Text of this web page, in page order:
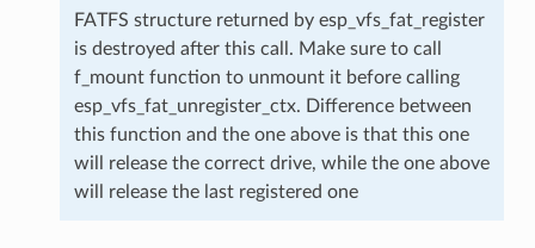
FATFS structure returned by esp_vfs_fat_register
is destroyed after this call. Make sure to call
f_mount function to unmount it before calling
esp_vfs_fat_unregister_ctx. Difference between
this function and the one above is that this one
will release the correct drive, while the one above
will release the last registered one